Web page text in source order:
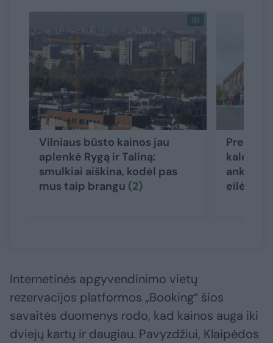
Vilniaus būsto kainos jau
aplenkė Rygą ir Taliną:
smulkiai aiškina, kodėl pas
mus taip brangu (2)
eilės
Internetinės apgyvendinimo vietų
rezervacijos platformos „Booking“ šios
savaitės duomenys rodo, kad kainos auga iki
dviejų kartų ir daugiau. Pavyzdžiui, Klaipėdos